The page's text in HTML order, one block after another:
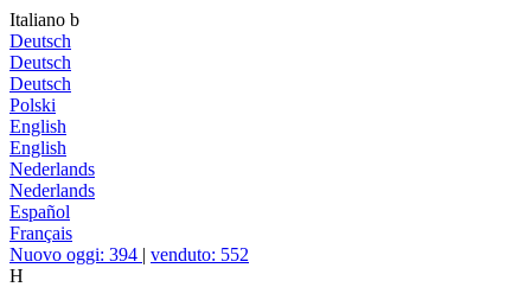
Italiano b
Deutsch
Deutsch
Deutsch
Polski
English
English
Nederlands
Nederlands
Español
Français
Nuovo oggi: 394 | venduto: 552
H